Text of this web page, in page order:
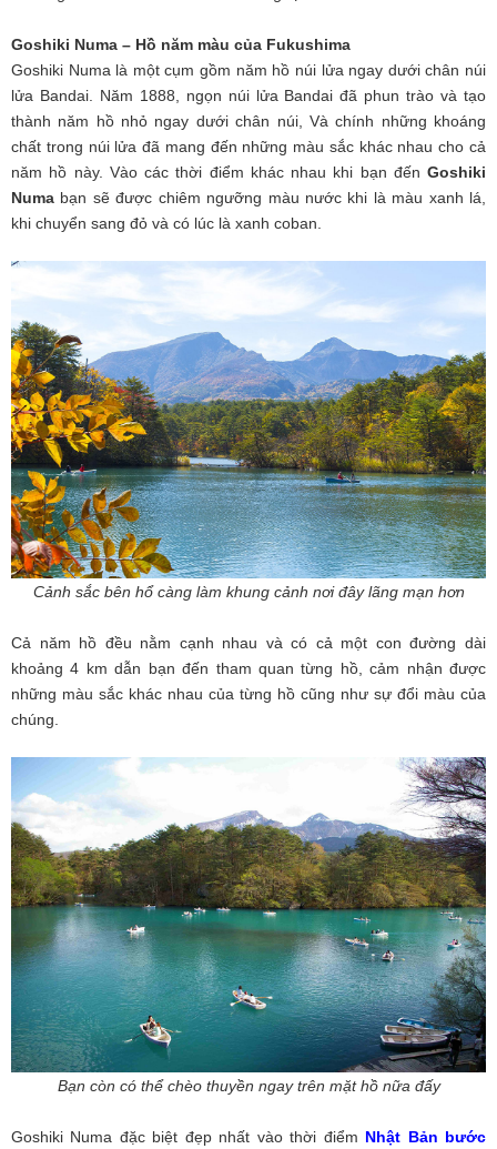
Goshiki Numa – Hồ năm màu của Fukushima
Goshiki Numa là một cụm gồm năm hồ núi lửa ngay dưới chân núi
lửa Bandai. Năm 1888, ngọn núi lửa Bandai đã phun trào và tạo
thành năm hồ nhỏ ngay dưới chân núi, Và chính những khoáng
chất trong núi lửa đã mang đến những màu sắc khác nhau cho cả
năm hồ này. Vào các thời điểm khác nhau khi bạn đến Goshiki
Numa bạn sẽ được chiêm ngưỡng màu nước khi là màu xanh lá,
khi chuyển sang đỏ và có lúc là xanh coban.
Cảnh sắc bên hổ càng làm khung cảnh nơi đây lãng mạn hơn
Cả năm hồ đều nằm cạnh nhau và có cả một con đường dài
khoảng 4 km dẫn bạn đến tham quan từng hồ, cảm nhận được
những màu sắc khác nhau của từng hồ cũng như sự đổi màu của
chúng.
Bạn còn có thể chèo thuyền ngay trên mặt hồ nữa đấy
Goshiki Numa đặc biệt đẹp nhất vào thời điểm Nhật Bản bước